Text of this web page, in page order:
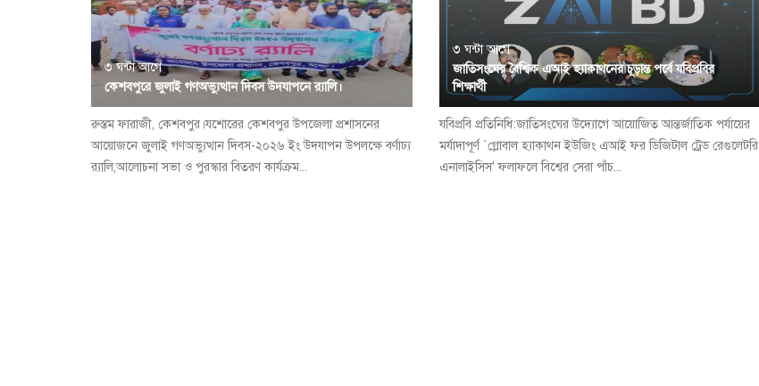
৩ ঘন্টা আগে
কেশবপুরে জুলাই গণঅভ্যুত্থান দিবস উদযাপনে র‍্যালি।
রুস্তম ফারাজী, কেশবপুর।যশোরের কেশবপুর উপজেলা প্রশাসনের
আয়োজনে জুলাই গণঅভ্যুত্থান দিবস-২০২৬ ইং উদযাপন উপলক্ষে বর্ণাঢ্য
র‍্যালি,আলোচনা সভা ও পুরস্কার বিতরণ কার্যক্রম...
৩ ঘন্টা আগে
জাতিসংঘের বৈশ্বিক এআই হ্যাকাথনের চূড়ান্ত পর্বে যবিপ্রবির
শিক্ষার্থী
যবিপ্রবি প্রতিনিধি:জাতিসংঘের উদ্যোগে আয়োজিত আন্তর্জাতিক পর্যায়ের
মর্যাদাপূর্ণ `গ্লোবাল হ্যাকাথন ইউজিং এআই ফর ডিজিটাল ট্রেড রেগুলেটরি
এনালাইসিস' ফলাফলে বিশ্বের সেরা পাঁচ...